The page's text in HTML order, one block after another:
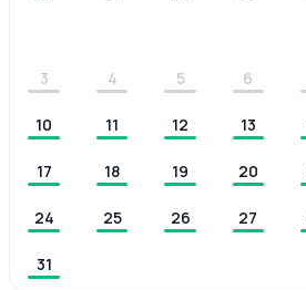
3 4 5 6
10 11 12 13
17 18 19 20
24 25 26 27
31